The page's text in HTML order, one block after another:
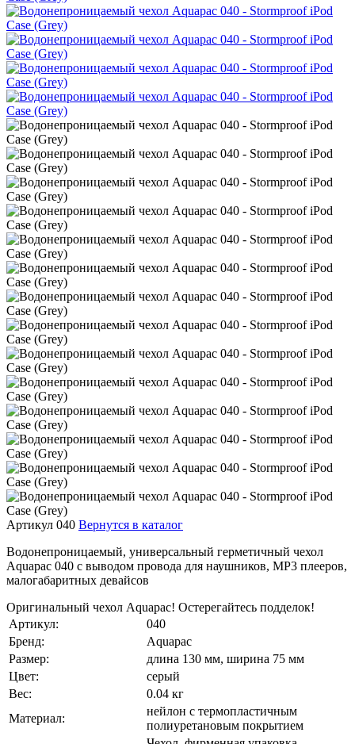
Артикул 040 Вернутся в каталог
Водонепроницаемый, универсальный герметичный чехол
Aquapac 040 с выводом провода для наушников, МР3 плееров,
малогабаритных девайсов
Оригинальный чехол Aquapac! Остерегайтесь подделок!
Артикул:
040
Бренд:
Aquapac
Размер:
длина 130 мм, ширина 75 мм
Цвет:
серый
Вес:
0.04 кг
Материал:
нейлон с термопластичным
полиуретановым покрытием